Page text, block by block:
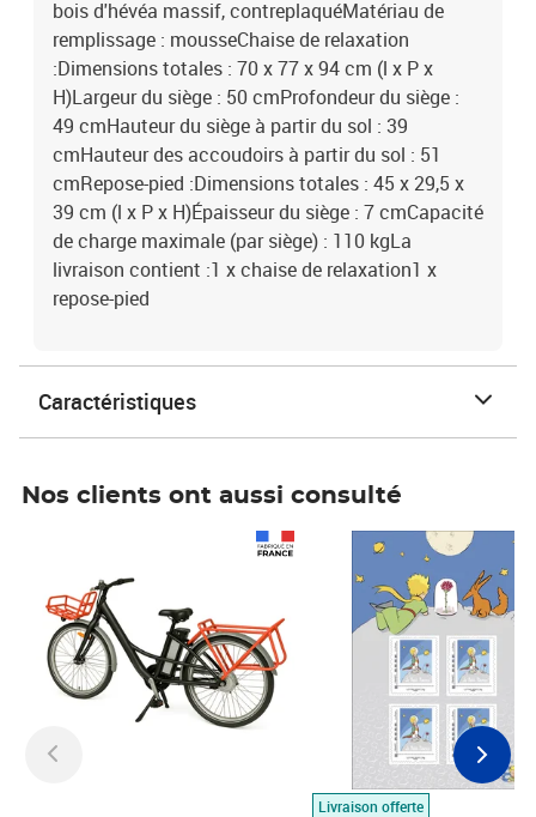
bois d'hévéa massif, contreplaquéMatériau de
remplissage : mousseChaise de relaxation
:Dimensions totales : 70 x 77 x 94 cm (l x P x
H)Largeur du siège : 50 cmProfondeur du siège :
49 cmHauteur du siège à partir du sol : 39
cmHauteur des accoudoirs à partir du sol : 51
cmRepose-pied :Dimensions totales : 45 x 29,5 x
39 cm (l x P x H)Épaisseur du siège : 7 cmCapacité
de charge maximale (par siège) : 110 kgLa
livraison contient :1 x chaise de relaxation1 x
repose-pied
Caractéristiques
Nos clients ont aussi consulté
Livraison offerte
Prix 7,50€